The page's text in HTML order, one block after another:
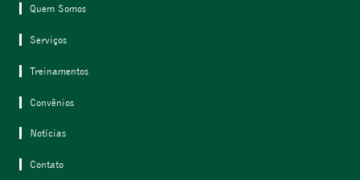
Quem Somos
Serviços
Treinamentos
Convênios
Notícias
Contato